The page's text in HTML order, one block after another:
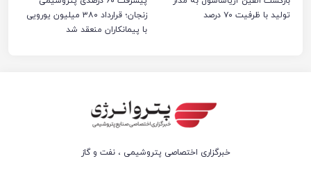
تولید با ظرفیت ۷۰ درصد
زنجان؛ قرارداد ۳۸۰ میلیون یورویی
با پیمانکاران منعقد شد
خبرگزاری اختصاصی پتروشیمی ، نفت و گاز